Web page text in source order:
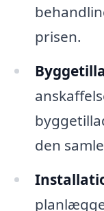
prisen.
den